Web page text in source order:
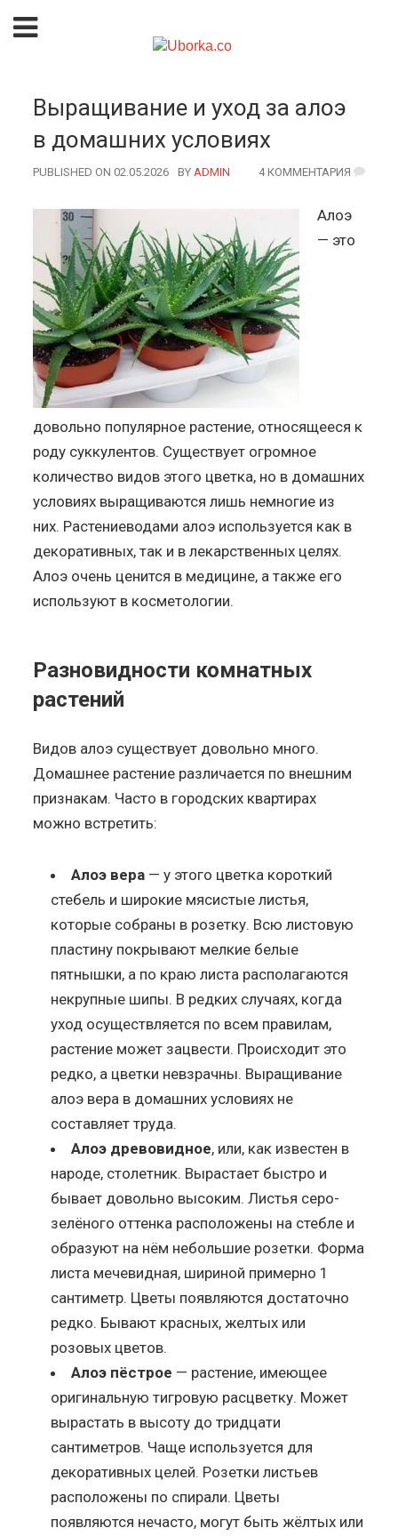
Выращивание и уход за алоэ
в домашних условиях
PUBLISHED ON 02.05.2026 BY AUTHOR
ADMIN 4 КОММЕНТАРИЯ
Алоэ
— это
довольно популярное растение, относящееся к
роду суккулентов. Существует огромное
количество видов этого цветка, но в домашних
условиях выращиваются лишь немногие из
них. Растениеводами алоэ используется как в
декоративных, так и в лекарственных целях.
Алоэ очень ценится в медицине, а также его
используют в косметологии.
Разновидности комнатных
растений
Видов алоэ существует довольно много.
Домашнее растение различается по внешним
признакам. Часто в городских квартирах
можно встретить:
Алоэ вера — у этого цветка короткий
стебель и широкие мясистые листья,
которые собраны в розетку. Всю листовую
пластину покрывают мелкие белые
пятнышки, а по краю листа располагаются
некрупные шипы. В редких случаях, когда
уход осуществляется по всем правилам,
растение может зацвести. Происходит это
редко, а цветки невзрачны. Выращивание
алоэ вера в домашних условиях не
составляет труда.
Алоэ древовидное, или, как известен в
народе, столетник. Вырастает быстро и
бывает довольно высоким. Листья серо-
зелёного оттенка расположены на стебле и
образуют на нём небольшие розетки. Форма
листа мечевидная, шириной примерно 1
сантиметр. Цветы появляются достаточно
редко. Бывают красных, желтых или
розовых цветов.
Алоэ пёстрое — растение, имеющее
оригинальную тигровую расцветку. Может
вырастать в высоту до тридцати
сантиметров. Чаще используется для
декоративных целей. Розетки листьев
расположены по спирали. Цветы
появляются нечасто, могут быть жёлтых или